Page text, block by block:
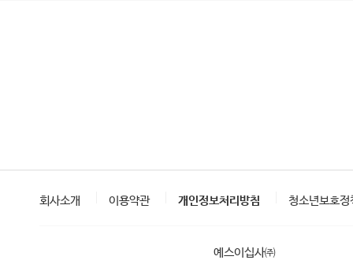
회사소개 이용약관 개인정보처리방침 청소년보호정
예스이십사㈜